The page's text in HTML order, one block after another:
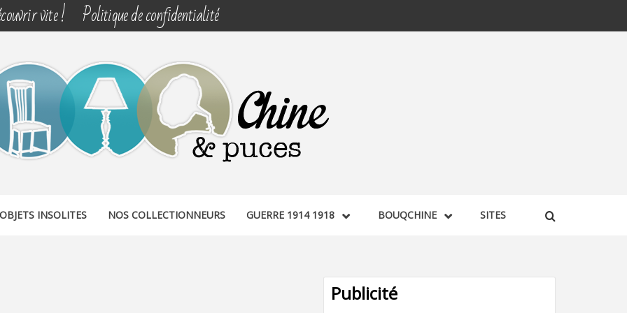
vite ! Politique de confidentialité
PUCES
OBJETS INSOLITES NOS COLLECTIONNEURS GUERRE 1914 1918 BOUQCHINE SITES
Publicité